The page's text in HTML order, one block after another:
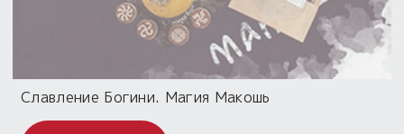
Славление Богини. Магия Макошь